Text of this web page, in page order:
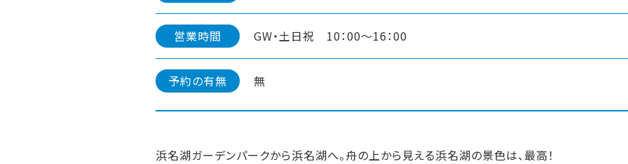
営業時間 GW・土日祝 10：00～16：00
予約の有無 無
浜名湖ガーデンパークから浜名湖へ。舟の上から見える浜名湖の景色は、最高！